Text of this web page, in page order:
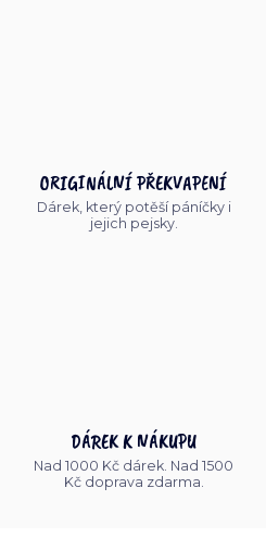
ORIGINÁLNÍ PŘEKVAPENÍ
Dárek, který potěší páníčky i
jejich pejsky.
DÁREK K NÁKUPU
Nad 1000 Kč dárek. Nad 1500
Kč doprava zdarma.